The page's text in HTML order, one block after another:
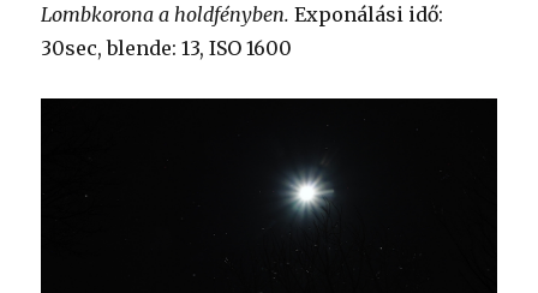
Lombkorona a holdfényben. Exponálási idő:
30sec, blende: 13, ISO 1600